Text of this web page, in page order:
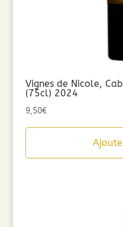
Vignes de Nicole,
(75cl) 2024
9,50€